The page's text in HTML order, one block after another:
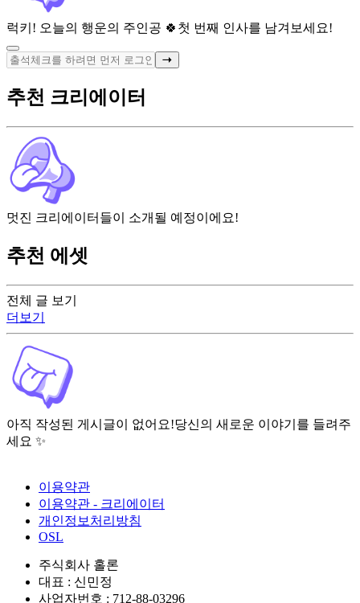
럭키! 오늘의 행운의 주인공 🍀 첫 번째 인사를 남겨보세요!
전체 글 보기
더보기
아직 작성된 게시글이 없어요!당신의 새로운 이야기를 들려주
세요 ✨
추천 크리에이터
멋진 크리에이터들이 소개될 예정이에요!
추천 에셋
이용약관
이용약관 - 크리에이터
개인정보처리방침
OSL
주식회사 홀론
대표 : 신민정
사업자번호 : 712-88-03296